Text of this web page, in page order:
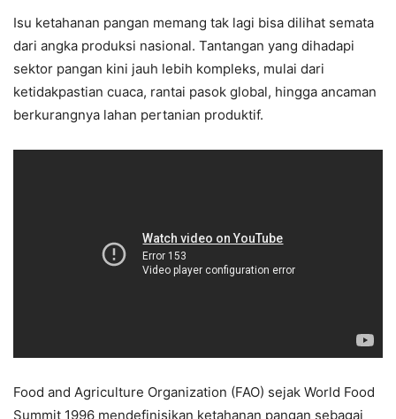
Isu ketahanan pangan memang tak lagi bisa dilihat semata
dari angka produksi nasional. Tantangan yang dihadapi
sektor pangan kini jauh lebih kompleks, mulai dari
ketidakpastian cuaca, rantai pasok global, hingga ancaman
berkurangnya lahan pertanian produktif.
Food and Agriculture Organization (FAO) sejak World Food
Summit 1996 mendefinisikan ketahanan pangan sebagai